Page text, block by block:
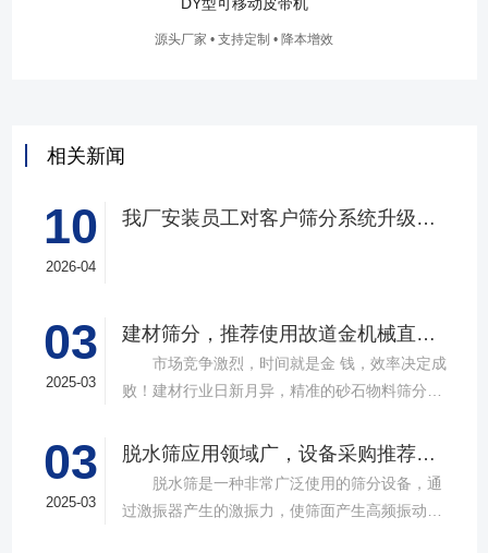
源头厂家 • 支持定制 • 降本增效
相关新闻
10
2026-04
我厂安装员工对客户筛分系统升级改造完工，客户很满意，我们也很高兴！
03
2025-03
建材筛分，推荐使用故道金机械直线筛
市场竞争激烈，时间就是金 钱，效率决定成
败！建材行业日新月异，精准的砂石物料筛分工
故道金机械，深耕振动筛分领域三十载，推出多
款高质量直线筛设备，以稳定的筛分质量，强大
的处理能力，提供建材砂石物料筛分解决方
03
2025-03
脱水筛应用领域广，设备采购推荐选择实力厂家
脱水筛是一种非常广泛使用的筛分设备，通
过激振器产生的激振力，使筛面产生高频振动，